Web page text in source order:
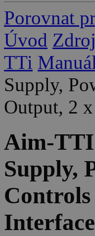
Porovnat
Úvod
TTi
Supply,
Output, 2
Aim-TTI
Supply,